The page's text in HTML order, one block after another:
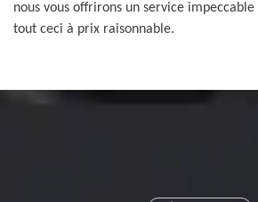
nous vous offrirons un service
tout ceci à prix raisonnable.